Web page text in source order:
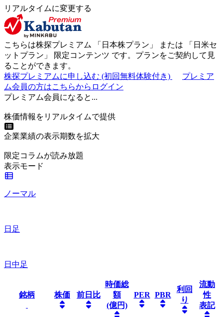
リアルタイムに変更する
こちらは株探プレミアム 「 日本株プラン 」 または 「 日米セ
ットプラン 」 限定コンテンツ です。プランをご契約して見
ることができます。
株探プレミアムに申し込む (初回無料体験付き)
プレミア
ム会員の方はこちらからログイン
プレミアム会員になると...
株価情報をリアルタイムで提供
企業業績の表示期数を拡大
限定コラムが読み放題
表示モード
ノーマル
日足
日中足
銘柄 株価 前日比
時価総
額
(億円)
PER PBR
利回
り
流動
性
表記